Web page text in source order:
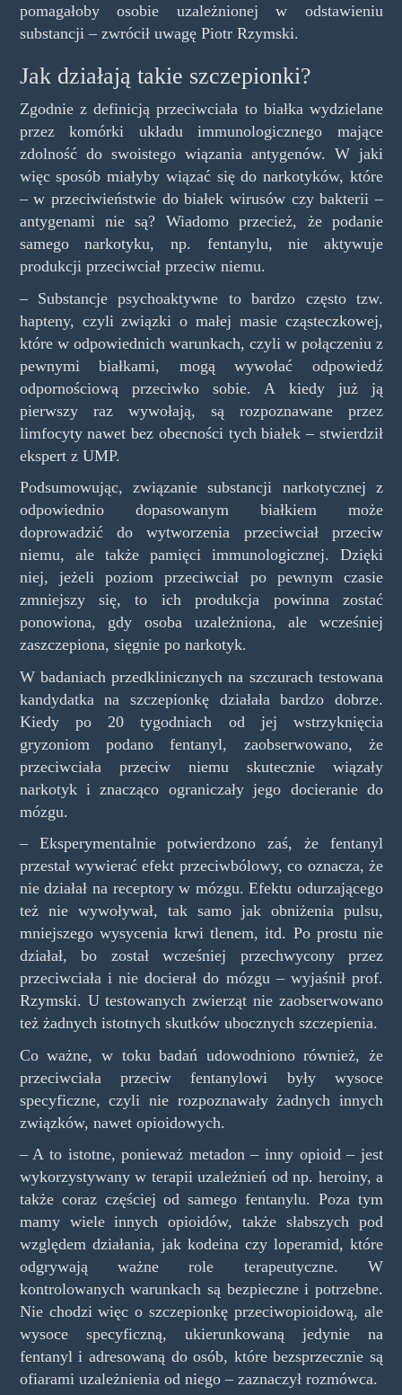
pomagałoby osobie uzależnionej w odstawieniu
substancji – zwrócił uwagę Piotr Rzymski.
Jak działają takie szczepionki?
Zgodnie z definicją przeciwciała to białka wydzielane
przez komórki układu immunologicznego mające
zdolność do swoistego wiązania antygenów. W jaki
więc sposób miałyby wiązać się do narkotyków, które
– w przeciwieństwie do białek wirusów czy bakterii –
antygenami nie są? Wiadomo przecież, że podanie
samego narkotyku, np. fentanylu, nie aktywuje
produkcji przeciwciał przeciw niemu.
– Substancje psychoaktywne to bardzo często tzw.
hapteny, czyli związki o małej masie cząsteczkowej,
które w odpowiednich warunkach, czyli w połączeniu z
pewnymi białkami, mogą wywołać odpowiedź
odpornościową przeciwko sobie. A kiedy już ją
pierwszy raz wywołają, są rozpoznawane przez
limfocyty nawet bez obecności tych białek – stwierdził
ekspert z UMP.
Podsumowując, związanie substancji narkotycznej z
odpowiednio dopasowanym białkiem może
doprowadzić do wytworzenia przeciwciał przeciw
niemu, ale także pamięci immunologicznej. Dzięki
niej, jeżeli poziom przeciwciał po pewnym czasie
zmniejszy się, to ich produkcja powinna zostać
ponowiona, gdy osoba uzależniona, ale wcześniej
zaszczepiona, sięgnie po narkotyk.
W badaniach przedklinicznych na szczurach testowana
kandydatka na szczepionkę działała bardzo dobrze.
Kiedy po 20 tygodniach od jej wstrzyknięcia
gryzoniom podano fentanyl, zaobserwowano, że
przeciwciała przeciw niemu skutecznie wiązały
narkotyk i znacząco ograniczały jego docieranie do
mózgu.
– Eksperymentalnie potwierdzono zaś, że fentanyl
przestał wywierać efekt przeciwbólowy, co oznacza, że
nie działał na receptory w mózgu. Efektu odurzającego
też nie wywoływał, tak samo jak obniżenia pulsu,
mniejszego wysycenia krwi tlenem, itd. Po prostu nie
działał, bo został wcześniej przechwycony przez
przeciwciała i nie docierał do mózgu – wyjaśnił prof.
Rzymski. U testowanych zwierząt nie zaobserwowano
też żadnych istotnych skutków ubocznych szczepienia.
Co ważne, w toku badań udowodniono również, że
przeciwciała przeciw fentanylowi były wysoce
specyficzne, czyli nie rozpoznawały żadnych innych
związków, nawet opioidowych.
– A to istotne, ponieważ metadon – inny opioid – jest
wykorzystywany w terapii uzależnień od np. heroiny, a
także coraz częściej od samego fentanylu. Poza tym
mamy wiele innych opioidów, także słabszych pod
względem działania, jak kodeina czy loperamid, które
odgrywają ważne role terapeutyczne. W
kontrolowanych warunkach są bezpieczne i potrzebne.
Nie chodzi więc o szczepionkę przeciwopioidową, ale
wysoce specyficzną, ukierunkowaną jedynie na
fentanyl i adresowaną do osób, które bezsprzecznie są
ofiarami uzależnienia od niego – zaznaczył rozmówca.